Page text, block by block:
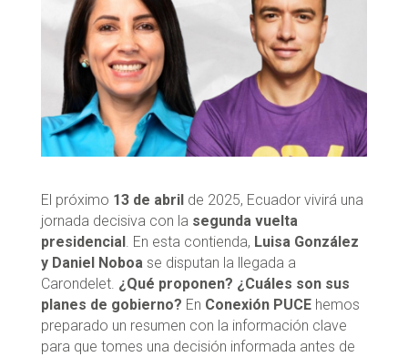
El próximo 13 de abril de 2025, Ecuador vivirá una
jornada decisiva con la segunda vuelta
presidencial . En esta contienda, Luisa González
y Daniel Noboase disputan la llegada a
Carondelet. ¿Qué proponen? ¿Cuáles son sus
planes de gobierno? En Conexión PUCEhemos
preparado un resumen con la información clave
para que tomes una decisión informada antes de